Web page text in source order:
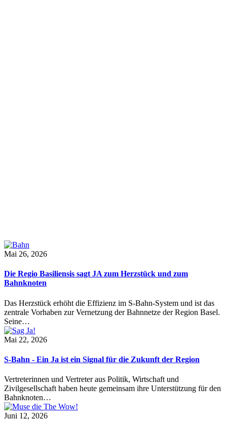
Mai 26, 2026
Die Regio Basiliensis sagt JA zum Herzstück und zum
Bahnknoten
Das Herzstück erhöht die Effizienz im S-Bahn-System und ist das
zentrale Vorhaben zur Vernetzung der Bahnnetze der Region Basel.
Seine…
Mai 22, 2026
S-Bahn - Ein Ja ist ein Signal für die Zukunft der Region
Vertreterinnen und Vertreter aus Politik, Wirtschaft und
Zivilgesellschaft haben heute gemeinsam ihre Unterstützung für den
Bahnknoten…
Juni 12, 2026